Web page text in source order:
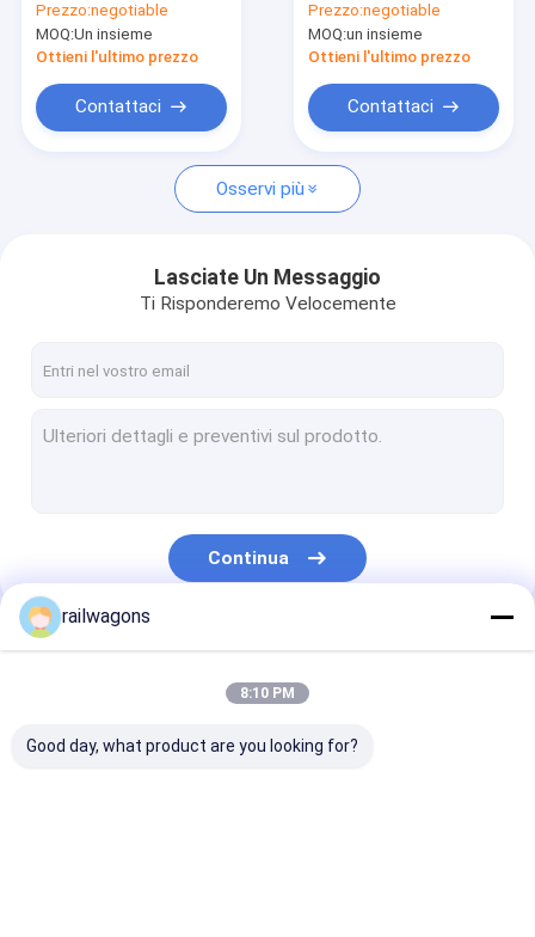
Chiedi un preventivo
Vagone ferroviario del trasporto
Vagoni ferroviari del saltatore
Vagone ferroviario della scatola
Vagone piano del contenitore
Assi di ruota del vagone
Parti ferroviarie del carrello ferroviario
Parti del freno aerodinamico
ferroviario del
trasporto aggioga
l'AAR S149 approvato
Prezzo:negotiable
MOQ:Un insieme
Ottieni l'ultimo prezzo
Contattaci
Accoppiatore di
giogo Forgiazione
Prezzo:negotiable
MOQ:un insieme
Ottieni l'ultimo prezzo
Contattaci
Osservi più
Lasciate Un Messaggio
Ti Risponderemo Velocemente
Continua
Le Nostre Categorie
railwagons
8:10 PM
Good day, what product are you looking for?